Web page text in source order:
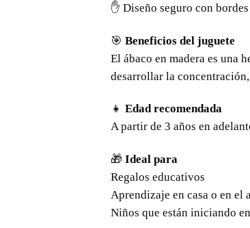
✋ Diseño seguro con
🎯 Beneficios del juguete
El ábaco en madera es una
desarrollar la
👧 Edad recomendada
A partir de 3 años en
🎁 Ideal para
Regalos educativos
Aprendizaje en casa o en el
Niños que están iniciando